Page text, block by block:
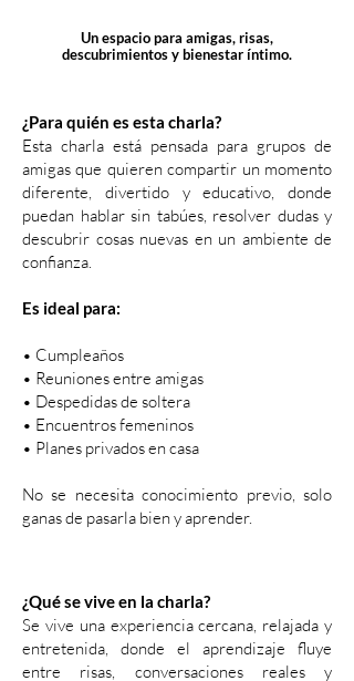
Un espacio para amigas, risas,
descubrimientos y bienestar íntimo.
¿Para quién es esta charla?
Esta charla está pensada para grupos de
amigas que quieren compartir un momento
diferente, divertido y educativo, donde
puedan hablar sin tabúes, resolver dudas y
descubrir cosas nuevas en un ambiente de
confianza.
Es ideal para:
• Cumpleaños
• Reuniones entre amigas
• Despedidas de soltera
• Encuentros femeninos
• Planes privados en casa
No se necesita conocimiento previo, solo
ganas de pasarla bien y aprender.
¿Qué se vive en la charla?
Se vive una experiencia cercana, relajada y
entretenida, donde el aprendizaje fluye
entre risas, conversaciones reales y